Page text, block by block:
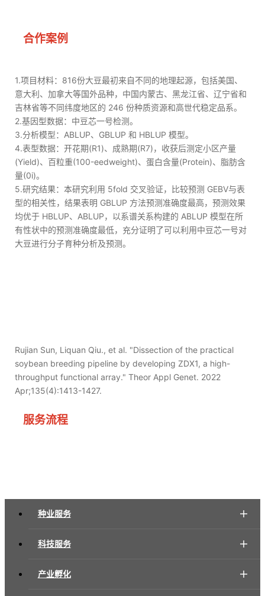
合作案例
1.项目材料：816份大豆最初来自不同的地理起源，包括美国、
意大利、加拿大等国外品种，中国内蒙古、黑龙江省、辽宁省和
吉林省等不同纬度地区的 246 份种质资源和高世代稳定品系。
2.基因型数据：中豆芯一号检测。
3.分析模型：ABLUP、GBLUP 和 HBLUP 模型。
4.表型数据：开花期(R1)、成熟期(R7)，收获后测定小区产量
(Yield)、百粒重(100-eedweight)、蛋白含量(Protein)、脂肪含
量(0i)。
5.研究结果：本研究利用 5fold 交叉验证，比较预测 GEBV与表
型的相关性，结果表明 GBLUP 方法预测准确度最高，预测效果
均优于 HBLUP、ABLUP，以系谱关系构建的 ABLUP 模型在所
有性状中的预测准确度最低，充分证明了可以利用中豆芯一号对
大豆进行分子育种分析及预测。
Rujian Sun, Liquan Qiu., et al. "Dissection of the practical
soybean breeding pipeline by developing ZDX1, a high-
throughput functional array." Theor Appl Genet. 2022
Apr;135(4):1413-1427.
服务流程
种业服务
科技服务
产业孵化